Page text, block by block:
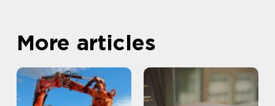
More articles